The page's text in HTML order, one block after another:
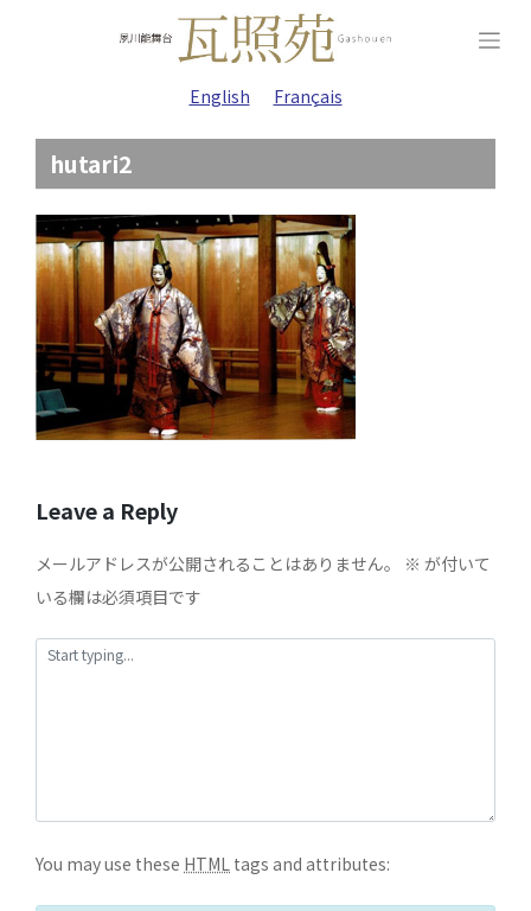
English Français
hutari2
Leave a Reply
メールアドレスが公開されることはありません。 ※ が付いて
いる欄は必須項目です
You may use these HTML tags and attributes: